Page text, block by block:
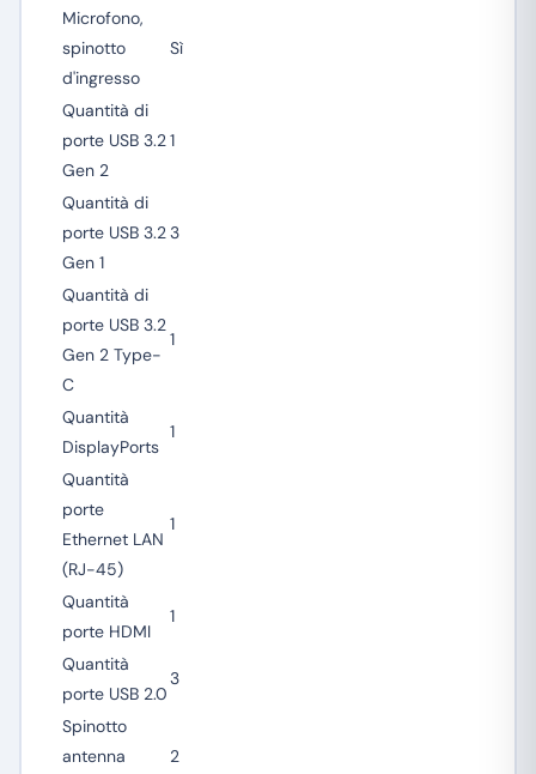
Microfono,
spinotto
d'ingresso
Sì
Quantità di
porte USB 3.2
Gen 2
1
Quantità di
porte USB 3.2
Gen 1
3
Quantità di
porte USB 3.2
Gen 2 Type-
C
1
Quantità
DisplayPorts
1
Quantità
porte
Ethernet LAN
(RJ-45)
1
Quantità
porte HDMI
1
Quantità
porte USB 2.0
3
Spinotto
antenna
2